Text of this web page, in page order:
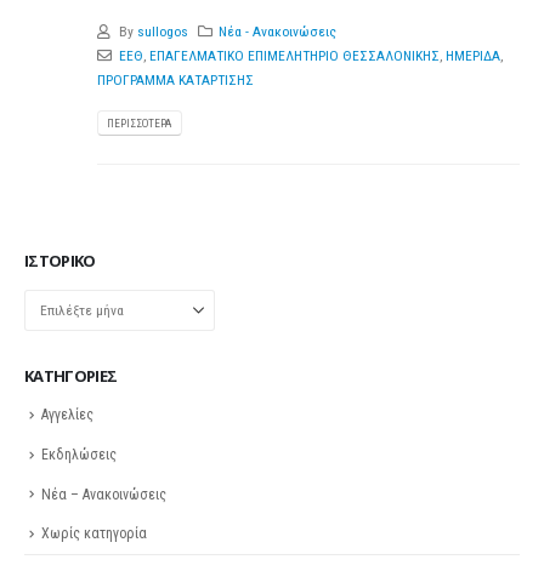
By sullogos
Νέα - Ανακοινώσεις
ΕΕΘ, ΕΠΑΓΕΛΜΑΤΙΚΟ ΕΠΙΜΕΛΗΤΗΡΙΟ ΘΕΣΣΑΛΟΝΙΚΗΣ, ΗΜΕΡΙΔΑ,
ΠΡΟΓΡΑΜΜΑ ΚΑΤΑΡΤΙΣΗΣ
ΠΕΡΙΣΣΌΤΕΡΑ
ΙΣΤΟΡΙΚΌ
Ιστορικό
KΑΤΗΓΟΡΊΕΣ
Αγγελίες
Εκδηλώσεις
Νέα – Ανακοινώσεις
Χωρίς κατηγορία